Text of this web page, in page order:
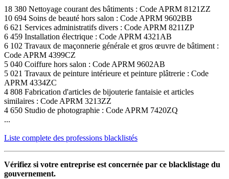
18 380 Nettoyage courant des bâtiments : Code APRM 8121ZZ
10 694 Soins de beauté hors salon : Code APRM 9602BB
6 621 Services administratifs divers : Code APRM 8211ZP
6 459 Installation électrique : Code APRM 4321AB
6 102 Travaux de maçonnerie générale et gros œuvre de bâtiment :
Code APRM 4399CZ
5 040 Coiffure hors salon : Code APRM 9602AB
5 021 Travaux de peinture intérieure et peinture plâtrerie : Code
APRM 4334ZC
4 808 Fabrication d'articles de bijouterie fantaisie et articles
similaires : Code APRM 3213ZZ
4 650 Studio de photographie : Code APRM 7420ZQ
...
Liste complete des professions blacklistés
Vérifiez si votre entreprise est concernée par ce blacklistage du
gouvernement.